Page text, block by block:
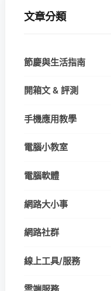
文章分類
節慶與生活指南
開箱文 & 評測
手機應用教學
電腦小教室
電腦軟體
網路大小事
網路社群
線上工具/服務